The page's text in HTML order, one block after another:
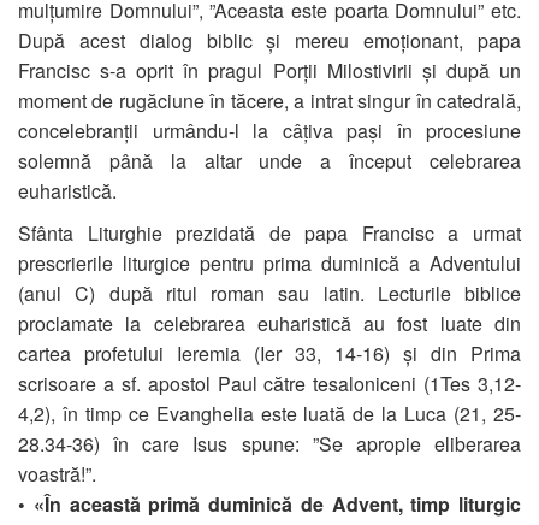
mulțumire Domnului”, ”Aceasta este poarta Domnului” etc.
După acest dialog biblic și mereu emoționant, papa
Francisc s-a oprit în pragul Porții Milostivirii și după un
moment de rugăciune în tăcere, a intrat singur în catedrală,
concelebranții urmându-l la câțiva pași în procesiune
solemnă până la altar unde a început celebrarea
euharistică.
Sfânta Liturghie prezidată de papa Francisc a urmat
prescrierile liturgice pentru prima duminică a Adventului
(anul C) după ritul roman sau latin. Lecturile biblice
proclamate la celebrarea euharistică au fost luate din
cartea profetului Ieremia (Ier 33, 14-16) și din Prima
scrisoare a sf. apostol Paul către tesaloniceni (1Tes 3,12-
4,2), în timp ce Evanghelia este luată de la Luca (21, 25-
28.34-36) în care Isus spune: ”Se apropie eliberarea
voastră!”.
• «În această primă duminică de Advent, timp liturgic